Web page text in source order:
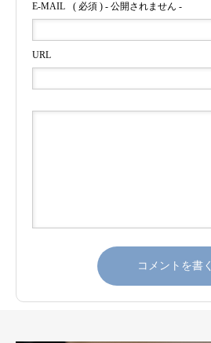
E-MAIL ( 必須 ) - 公開されません -
URL